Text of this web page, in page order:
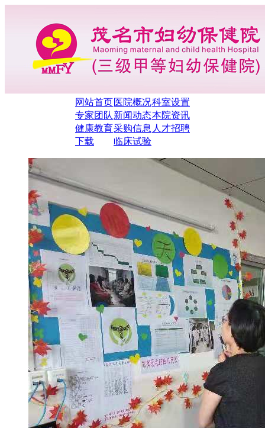
网站首页医院概况科室设置
专家团队 新闻动态本院资讯
健康教育采购信息 人才招聘
下载
临床试验